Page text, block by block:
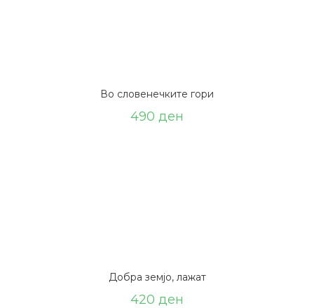
Во словенечките гори
490 ден
Добра земјо, лажат
420 ден